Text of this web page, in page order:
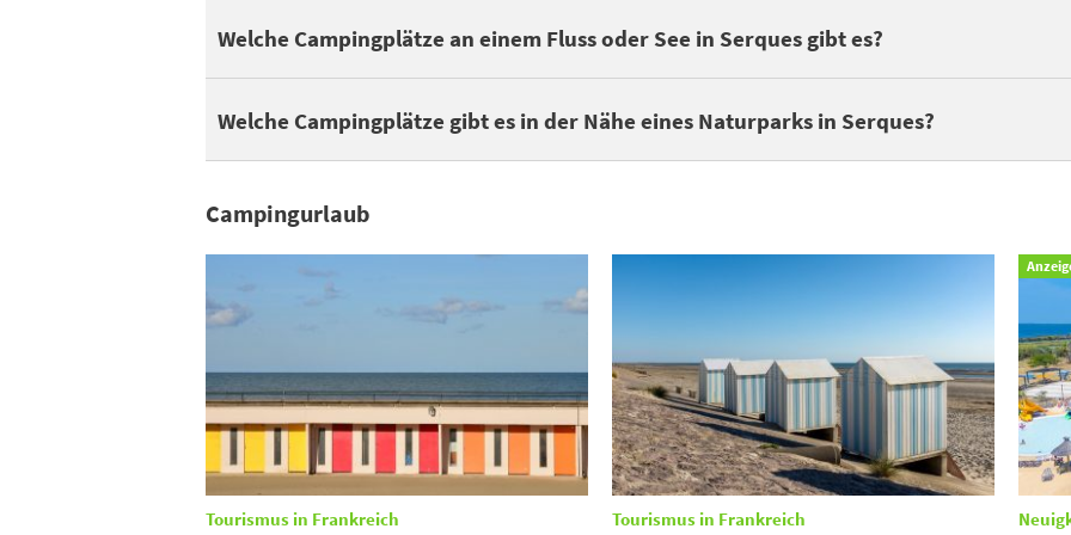
Welche Campingplätze an einem Fluss oder See in Serques gibt es?
Man kann 3 Campingplätze in Serques an einem See oder Fluss finden. Entdecken Sie die
Welche Campingplätze gibt es in der Nähe eines Naturparks in Serques?
In der Nähe eines Naturparks zu wohnen ist großartig, um Spaziergänge inmitten der Natur zu genießen.
Campingurlaub
Tourismus in Frankreich Tourismus in Frankreich